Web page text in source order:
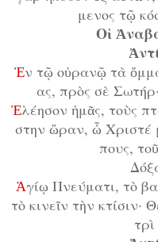
με­νος τῷ
Οἱ
Ἐν τῷ οὐ­ρα­νῷ τὰ
ας, πρὸς σὲ
Ἐ­λέ­η­σον ἡ­μᾶς, τοὺς
στην ὥ­ραν, ὦ Χρι­στέ
πους,
Ἁ­γί­ῳ Πνεύ­μα­τι, τὸ
τὸ κι­νεῖν τὴν